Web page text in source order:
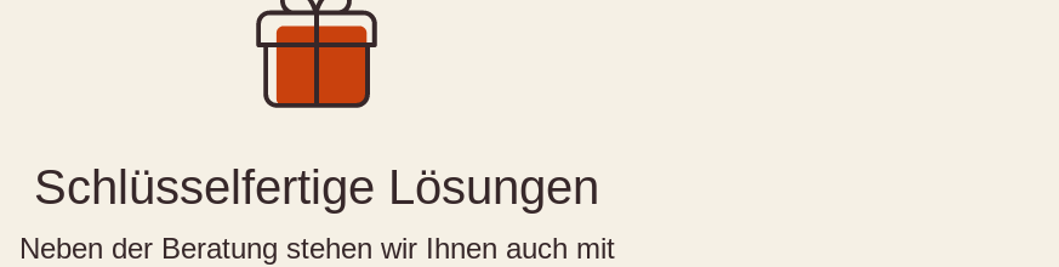
Schlüsselfertige Lösungen
Neben der Beratung stehen wir Ihnen auch mit